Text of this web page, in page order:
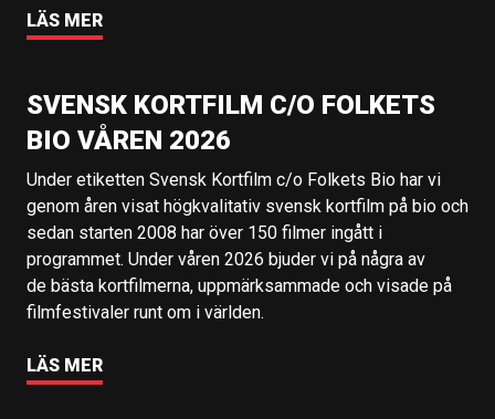
LÄS MER
SVENSK KORTFILM C/O FOLKETS
BIO VÅREN 2026
Under etiketten Svensk Kortfilm c/o Folkets Bio har vi
genom åren visat högkvalitativ svensk kortfilm på bio och
sedan starten 2008 har över 150 filmer ingått i
programmet. Under våren 2026 bjuder vi på några av
de bästa kortfilmerna, uppmärksammade och visade på
filmfestivaler runt om i världen.
LÄS MER